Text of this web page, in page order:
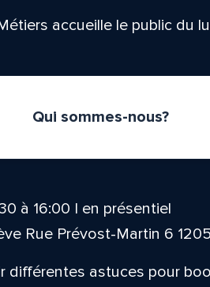
accueille le public du
Qui sommes-nous?
à 16:00 | en présentiel
Rue Prévost-Martin 6
différentes astuces pour